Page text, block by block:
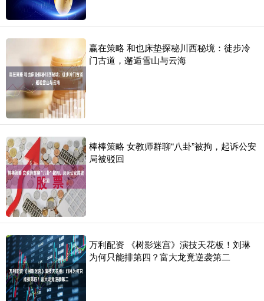
赢在策略 和也床垫探秘川西秘境：徒步冷
门古道，邂逅雪山与云海
棒棒策略 女教师群聊“八卦”被拘，起诉公安
局被驳回
万利配资 《树影迷宫》演技天花板！刘琳
为何只能排第四？富大龙竟逆袭第二